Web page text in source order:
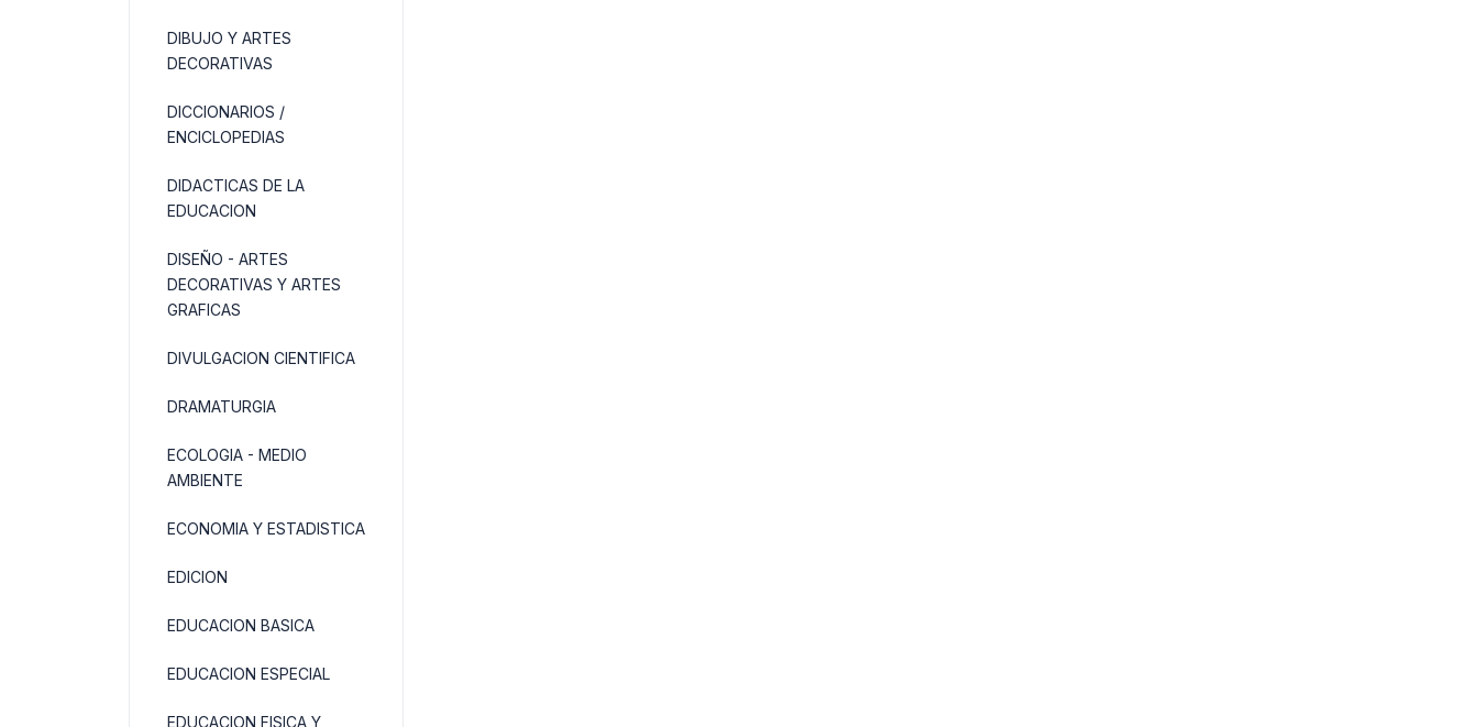
DIBUJO Y ARTES
DECORATIVAS
DICCIONARIOS /
ENCICLOPEDIAS
DIDACTICAS DE LA
EDUCACION
DISEÑO - ARTES
DECORATIVAS Y ARTES
GRAFICAS
DIVULGACION CIENTIFICA
DRAMATURGIA
ECOLOGIA - MEDIO
AMBIENTE
ECONOMIA Y ESTADISTICA
EDICION
EDUCACION BASICA
EDUCACION ESPECIAL
EDUCACION FISICA Y